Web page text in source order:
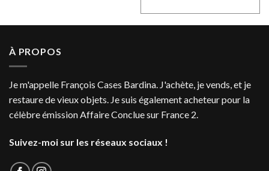
À PROPOS
Je m'appelle François Cases Bardina. J'achète, je vends, et je
restaure de vieux objets. Je suis également acheteur pour la
célèbre émission Affaire Conclue sur France 2.
Suivez-moi sur les réseaux sociaux !